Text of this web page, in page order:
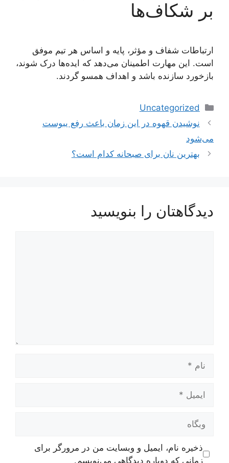
بر شکاف‌ها
ارتباطات شفاف و مؤثر، پایه و اساس هر تیم موفق
است. این مهارت اطمینان می‌دهد که ایده‌ها درک شوند،
بازخورد سازنده باشد و اهداف همسو گردند.
دسته‌ها
Uncategorized
ناوبری
نوشته‌ها
نوشیدن قهوه در این زمان باعث رفع یبوست
می‌شود
بهترین نان برای صبحانه کدام است؟
دیدگاهتان را بنویسید
وبگاه
ذخیره نام، ایمیل و وبسایت من در مرورگر برای
زمانی که دوباره دیدگاهی می‌نویسم.